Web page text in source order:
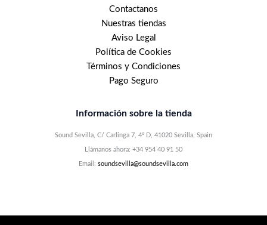
Contactanos
Nuestras tiendas
Aviso Legal
Política de Cookies
Términos y Condiciones
Pago Seguro
Información sobre la tienda
Sound Sevilla, C/ Carlinga 7, 4º D, 41020 Sevilla, Spain
Llámanos ahora: +34 954 40 91 50
Email: soundsevilla@soundsevilla.com